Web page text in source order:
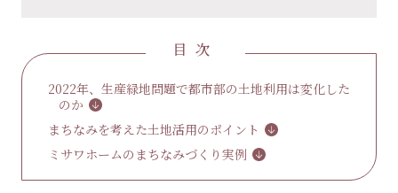
目次
2022年、生産緑地問題で都市部の土地利用は変化した
のか
まちなみを考えた土地活用のポイント
ミサワホームのまちなみづくり実例